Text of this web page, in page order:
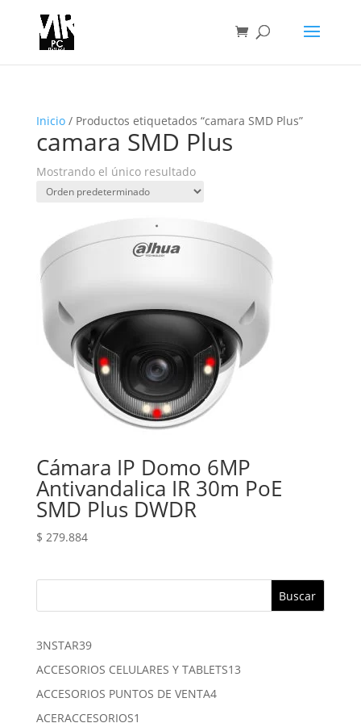
Inicio/ Productos etiquetados “camara SMD Plus”
camara SMD Plus
Mostrando el único resultado
Cámara IP Domo 6MP
Antivandalica IR 30m PoE
SMD Plus DWDR
$ 279.884
Buscar
3NSTAR3939
productos
ACCESORIOS CELULARES Y TABLETS1313
ACCESORIOS PUNTOS DE VENTA44
ACERACCESORIOS1